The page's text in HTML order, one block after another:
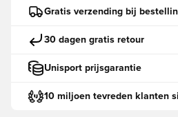
Gratis verzending bij
30 dagen gratis retour
Unisport prijsgarantie
10 miljoen tevreden klanten